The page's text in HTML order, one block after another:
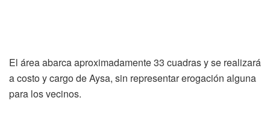
El área abarca aproximadamente 33 cuadras y se realizará
a costo y cargo de Aysa, sin representar erogación alguna
para los vecinos.